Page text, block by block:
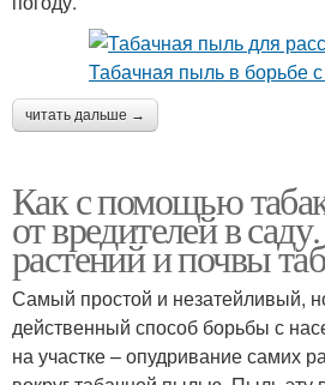
читать дальше →
Как с помощью
от вредителей в
растений и почвы
Самый простой и незатейливый,
действенный способ борьбы с
на участке – опудривание самих